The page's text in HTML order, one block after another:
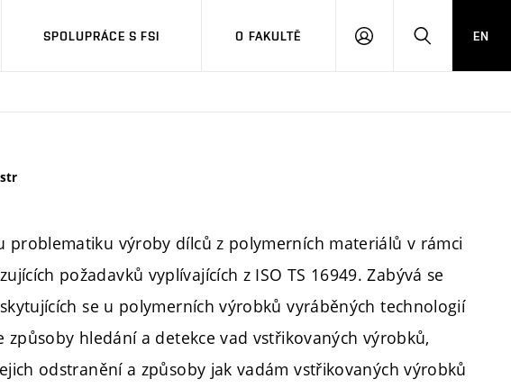
SPOLUPRÁCE S FSI O FAKULTĚ
PŘIHLÁŠENÍHLEDAT
EN
problematiku výroby dílců z polymerních materiálů v rámci
požadavků vyplívajících z ISO TS 16949. Zabývá se
se u polymerních výrobků vyráběných technologií
způsoby hledání a detekce vad vstřikovaných výrobků,
odstranění a způsoby jak vadám vstřikovaných výrobků